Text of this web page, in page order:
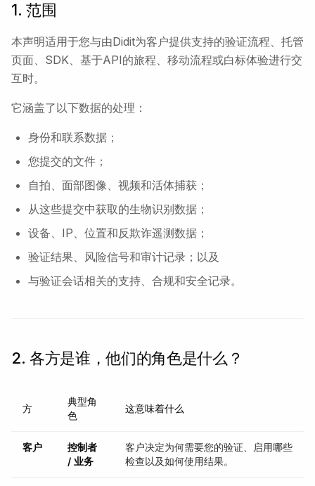
1. 范围
本声明适用于您与由Didit为客户提供支持的验证流程、托管
页面、SDK、基于API的旅程、移动流程或白标体验进行交
互时。
它涵盖了以下数据的处理：
身份和联系数据；
您提交的文件；
自拍、面部图像、视频和活体捕获；
从这些提交中获取的生物识别数据；
设备、IP、位置和反欺诈遥测数据；
验证结果、风险信号和审计记录；以及
与验证会话相关的支持、合规和安全记录。
2. 各方是谁，他们的角色是什么？
方
典型角
色
这意味着什么
客户
控制者
/ 业务
客户决定为何需要您的验证、启用哪些
检查以及如何使用结果。